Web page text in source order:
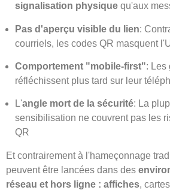
signalisation physique qu'aux
Pas d'aperçu visible du lien:
courriels, les codes QR masquent
Comportement "mobile-first": Les
réfléchissent plus tard sur leur
L'angle mort de la sécurité: La
sensibilisation ne couvrent pas les
QR
Et contrairement à l'hameçonnage
peuvent être lancées dans des
réseau et hors ligne : affiches,